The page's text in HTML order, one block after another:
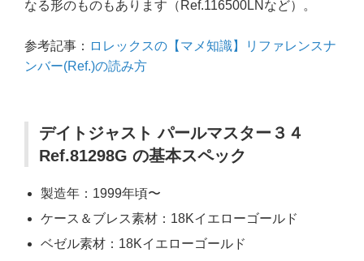
なる形のものもあります（Ref.116500LNなど）。
参考記事： ロレックスの【マメ知識】リファレンスナ
ンバー(Ref.)の読み方
デイトジャスト パールマスター３４
Ref.81298G の基本スペック
製造年：1999年頃〜
ケース＆ブレス素材：18Kイエローゴールド
ベゼル素材：18Kイエローゴールド